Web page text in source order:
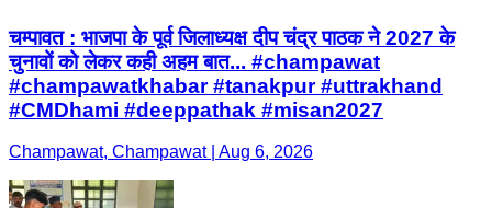
चम्पावत : भाजपा के पूर्व जिलाध्यक्ष दीप चंद्र पाठक ने 2027 के
चुनावों को लेकर कही अहम बात... #champawat
#champawatkhabar #tanakpur #uttrakhand
#CMDhami #deeppathak #misan2027
Champawat, Champawat | Aug 6, 2026